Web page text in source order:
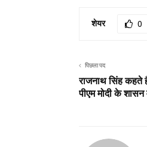
शेयर 0
पिछला पद
राजनाथ सिंह
पीएम मोदी के शासन